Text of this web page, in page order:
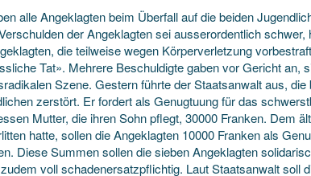
alle Angeklagten beim Überfall auf die beiden
der Angeklagten sei ausserordentlich schwer,
die teilweise wegen Körperverletzung
Tat». Mehrere Beschuldigte gaben vor Gericht an,
Szene. Gestern führte der Staatsanwalt aus,
zerstört. Er fordert als Genugtuung für das
Mutter, die ihren Sohn pflegt, 30000 Franken. Dem
hatte, sollen die Angeklagten 10000 Franken als
Diese Summen sollen die sieben Angeklagten
voll schadenersatzpflichtig. Laut Staatsanwalt soll